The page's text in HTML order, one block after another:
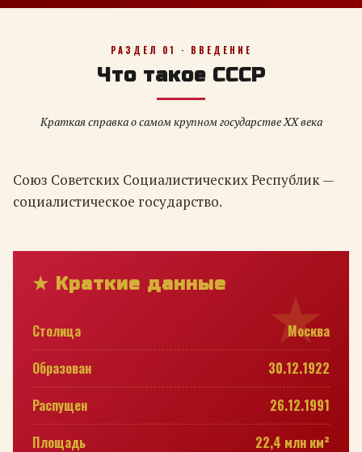
РАЗДЕЛ 01 · ВВЕДЕНИЕ
Что такое СССР
Краткая справка о самом крупном государстве XX века
Союз Советских Социалистических Республик —
социалистическое государство.
★ Краткие данные
Столица
Москва
Образован
30.12.1922
Распущен
26.12.1991
Площадь
22,4 млн км²